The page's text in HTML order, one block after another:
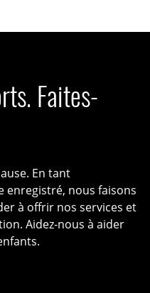
Faites-
En tant
enregistré, nous faisons
à offrir nos services et
Aidez-nous à aider